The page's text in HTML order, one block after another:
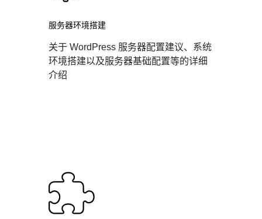
服务器环境搭建
关于 WordPress 服务器配置建议、系统
环境搭建以及服务器基础配置等的详细
介绍